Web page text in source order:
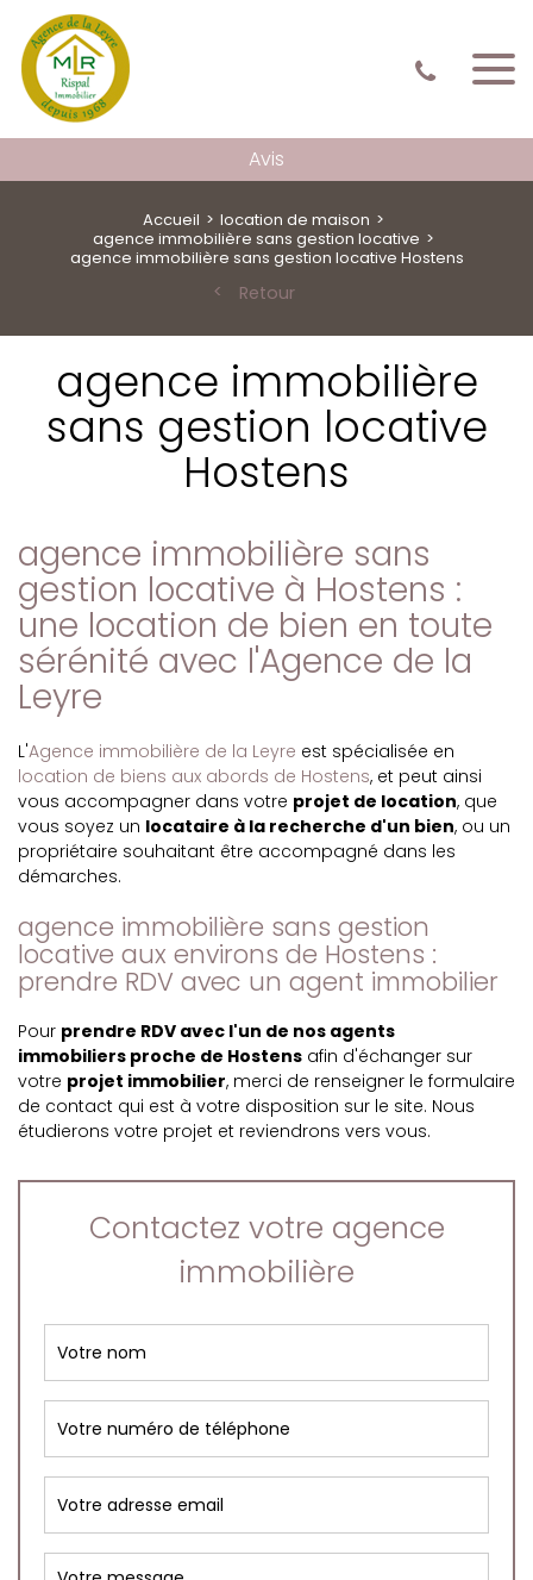
Avis
Accueil
location de maison
agence immobilière sans gestion locative
agence immobilière sans gestion locative Hostens
Retour
agence immobilière
sans gestion locative
Hostens
agence immobilière sans
gestion locative à Hostens :
une location de bien en toute
sérénité avec l'Agence de la
Leyre
L'Agence immobilière de la Leyre est spécialisée en
location de biens aux abords de Hostens, et peut ainsi
vous accompagner dans votre projet de location, que
vous soyez un locataire à la recherche d'un bien, ou un
propriétaire souhaitant être accompagné dans les
démarches.
agence immobilière sans gestion
locative aux environs de Hostens :
prendre RDV avec un agent immobilier
Pour prendre RDV avec l'un de nos agents
immobiliers proche de Hostens afin d'échanger sur
votre projet immobilier, merci de renseigner le formulaire
de contact qui est à votre disposition sur le site. Nous
étudierons votre projet et reviendrons vers vous.
Contactez votre agence
immobilière